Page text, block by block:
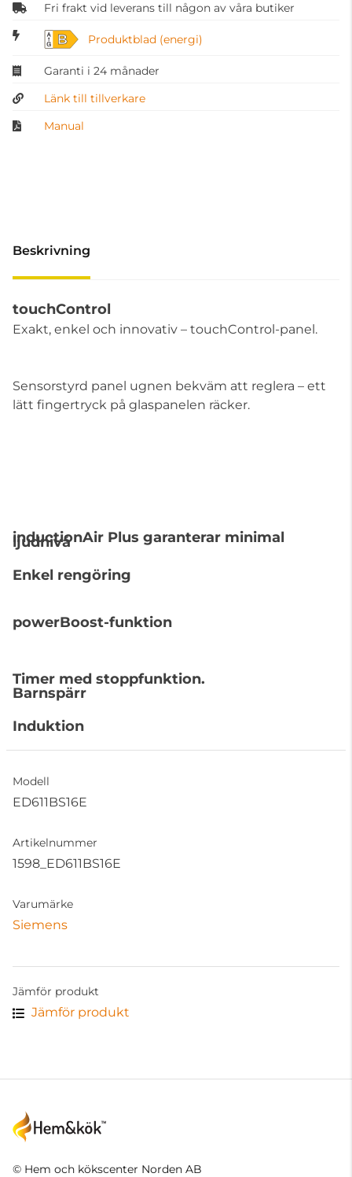
Fri frakt vid leverans till någon av våra butiker
B Produktblad (energi)
Garanti i 24 månader
Länk till tillverkare
Manual
Beskrivning
touchControl
Exakt, enkel och innovativ – touchControl-panel.
Sensorstyrd panel ugnen bekväm att reglera – ett
lätt fingertryck på glaspanelen räcker.
inductionAir Plus garanterar minimal
ljudnivå
Enkel rengöring
powerBoost-funktion
Timer med stoppfunktion.
Barnspärr
Induktion
Modell
ED611BS16E
Artikelnummer
1598_ED611BS16E
Varumärke
Siemens
Jämför produkt
Jämför produkt
© Hem och kökscenter Norden AB